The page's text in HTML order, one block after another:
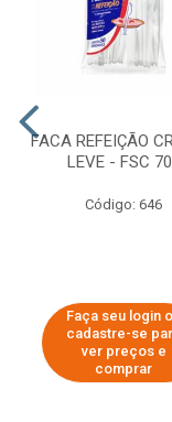
FACA REFEIÇÃO
LEVE - FSC
Código: 646
Faça seu login
cadastre-se
ver preços e
comprar